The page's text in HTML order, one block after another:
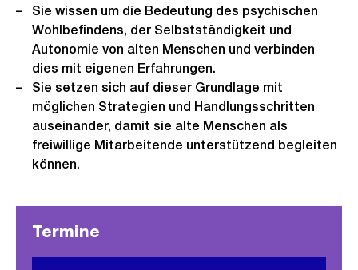
Sie wissen um die Bedeutung des psychischen
Wohlbefindens, der Selbst­ständigkeit und
Autonomie von alten Menschen und verbinden
dies mit eigenen Erfahrungen.
Sie setzen sich auf dieser Grundlage mit
möglichen Strategien und Hand­lungsschritten
auseinander, damit sie alte Menschen als
freiwillige Mitarbei­tende unterstützend begleiten
können.
Termine